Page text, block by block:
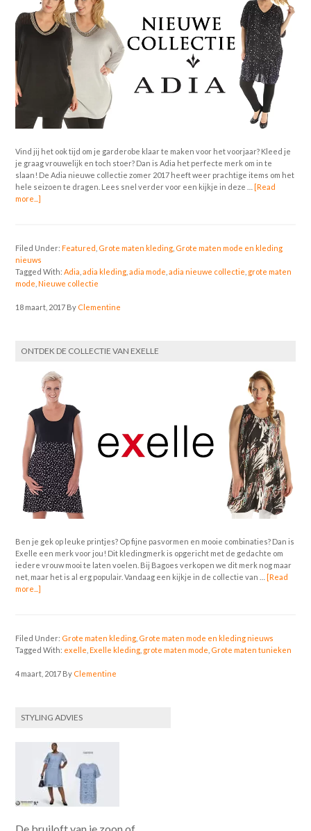
Vind jij het ook tijd om je garderobe klaar te maken voor het voorjaar? Kleed je
je graag vrouwelijk en toch stoer? Dan is Adia het perfecte merk om in te
slaan! De Adia nieuwe collectie zomer 2017 heeft weer prachtige items om het
hele seizoen te dragen. Lees snel verder voor een kijkje in deze …[Read
more...]
Filed Under:Featured Grote maten kleding Grote maten mode en kleding
nieuws
Tagged With:Adia ,adia kleding ,adia mode ,adia nieuwe collectie grote maten
mode ,Nieuwe collectie
18 maart, 2017 By Clementine
ONTDEK DE COLLECTIE VAN EXELLE
Ben je gek op leuke printjes? Op fijne pasvormen en mooie combinaties? Dan is
Exelle een merk voor jou! Dit kledingmerk is opgericht met de gedachte om
iedere vrouw mooi te laten voelen. Bij Bagoes verkopen we dit merk nog maar
net, maar het is al erg populair. Vandaag een kijkje in de collectie van …
[Read
more...]
Filed Under: Grote maten kleding Grote maten mode en kleding nieuws
Tagged With: exelle ,Exelle kleding grote maten mode Grote maten tunieken
4 maart, 2017 By Clementine
STYLING ADVIES